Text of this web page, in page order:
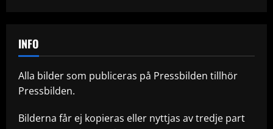
INFO
Alla bilder som publiceras på Pressbilden tillhör
Pressbilden.
Bilderna får ej kopieras eller nyttjas av tredje part